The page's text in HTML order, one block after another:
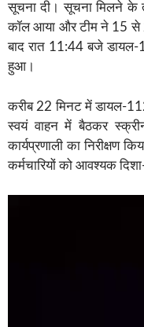
सूचना दी। सूचना मिलने के
कॉल आया और टीम ने 15 से
बाद रात 11:44 बजे डायल-
हुआ।
करीब 22 मिनट में डायल-
स्वयं वाहन में बैठकर
कार्यप्रणाली का निरीक्षण
कर्मचारियों को आवश्यक